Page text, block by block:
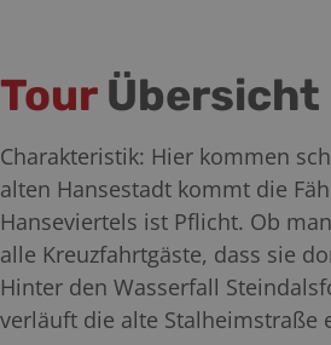
Tour Übersicht
Charakteristik: Hier kommen
alten Hansestadt kommt die
Hanseviertels ist Pflicht. Ob
alle Kreuzfahrtgäste, dass sie
Hinter den Wasserfall
verläuft die alte Stalheimstraße